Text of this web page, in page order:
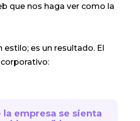
que nos haga ver como la
estilo; es un resultado. El
la empresa se sienta